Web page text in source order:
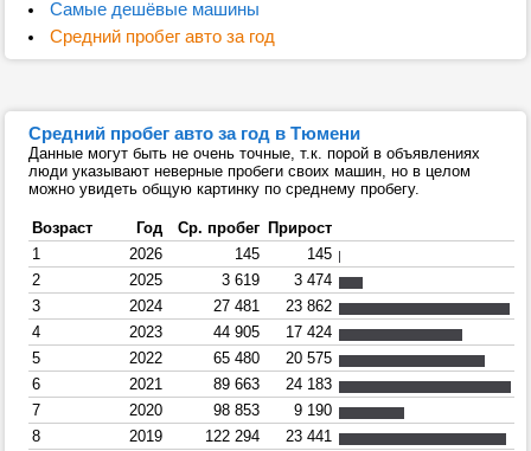
Самые дешёвые машины
Средний пробег авто за год
Средний пробег авто за год в Тюмени
Данные могут быть не очень точные, т.к. порой в объявлениях
люди указывают неверные пробеги своих машин, но в целом
можно увидеть общую картинку по среднему пробегу.
Возраст Год Ср. пробег Прирост
1
2026 145
145
2
2025 3 619
3 474
3
2024 27 481
23 862
4
2023 44 905
17 424
5
2022 65 480
20 575
6
2021 89 663
24 183
7
2020 98 853
9 190
8
2019 122 294
23 441